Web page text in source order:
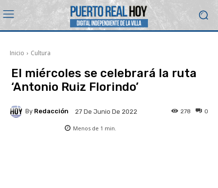
Inicio Cultura
El miércoles se celebrará la ruta
‘Antonio Ruiz Florindo’
By Redacción 27 De Junio De 2022 0
278
Menos de 1 min.